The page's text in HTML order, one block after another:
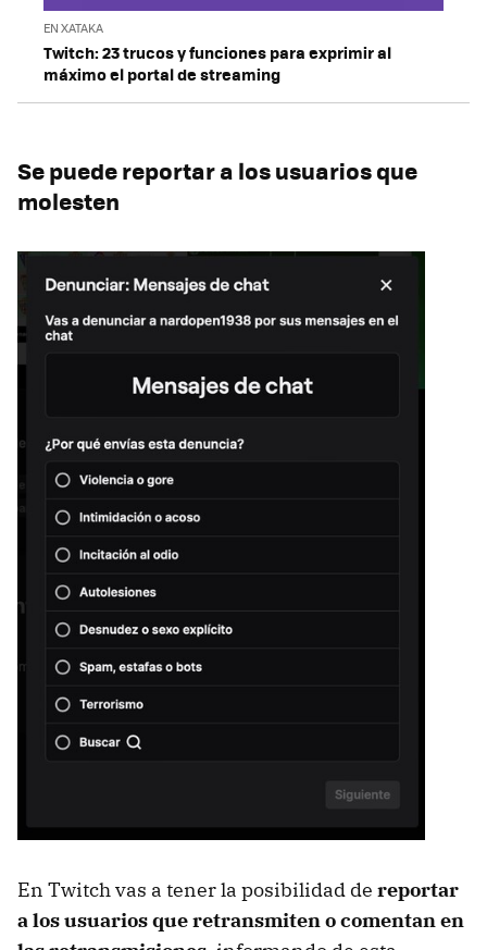
EN XATAKA
Twitch: 23 trucos y funciones para exprimir al
máximo el portal de streaming
Se puede reportar a los usuarios que
molesten
En Twitch vas a tener la posibilidad de reportar
a los usuarios que retransmiten o comentan en